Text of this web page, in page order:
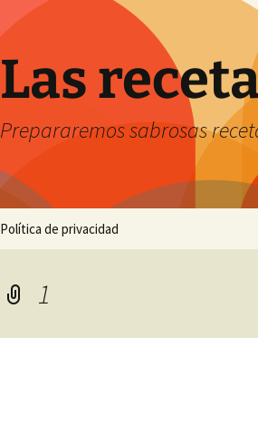
Las
Prepararemos sabrosas
Política de privacidad
1